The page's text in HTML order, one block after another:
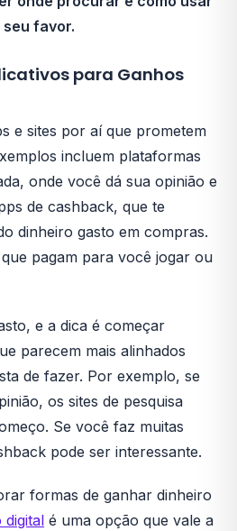
favor.
para Ganhos
e sites por aí que prometem
incluem plataformas
onde você dá sua opinião e
de cashback, que te
dinheiro gasto em compras.
pagam para você jogar ou
e a dica é começar
parecem mais alinhados
de fazer. Por exemplo, se
os sites de pesquisa
Se você faz muitas
pode ser interessante.
formas de ganhar dinheiro
digital é uma opção que vale a